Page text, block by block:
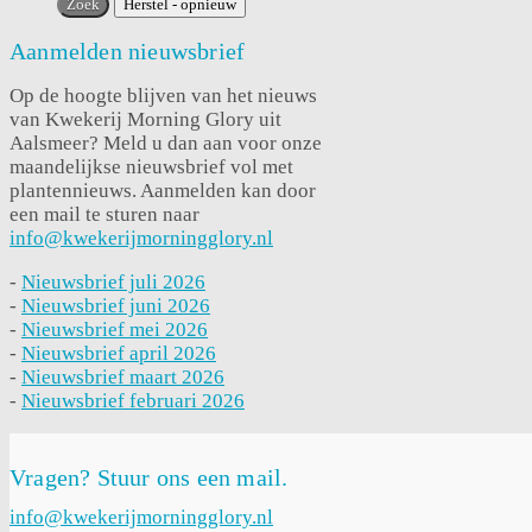
Aanmelden nieuwsbrief
Op de hoogte blijven van het nieuws
van Kwekerij Morning Glory uit
Aalsmeer? Meld u dan aan voor onze
maandelijkse nieuwsbrief vol met
plantennieuws. Aanmelden kan door
een mail te sturen naar
info@kwekerijmorningglory.nl
- Nieuwsbrief juli 2026
- Nieuwsbrief juni 2026
- Nieuwsbrief mei 2026
- Nieuwsbrief april 2026
- Nieuwsbrief maart 2026
- Nieuwsbrief februari 2026
Vragen? Stuur ons een mail.
info@kwekerijmorningglory.nl